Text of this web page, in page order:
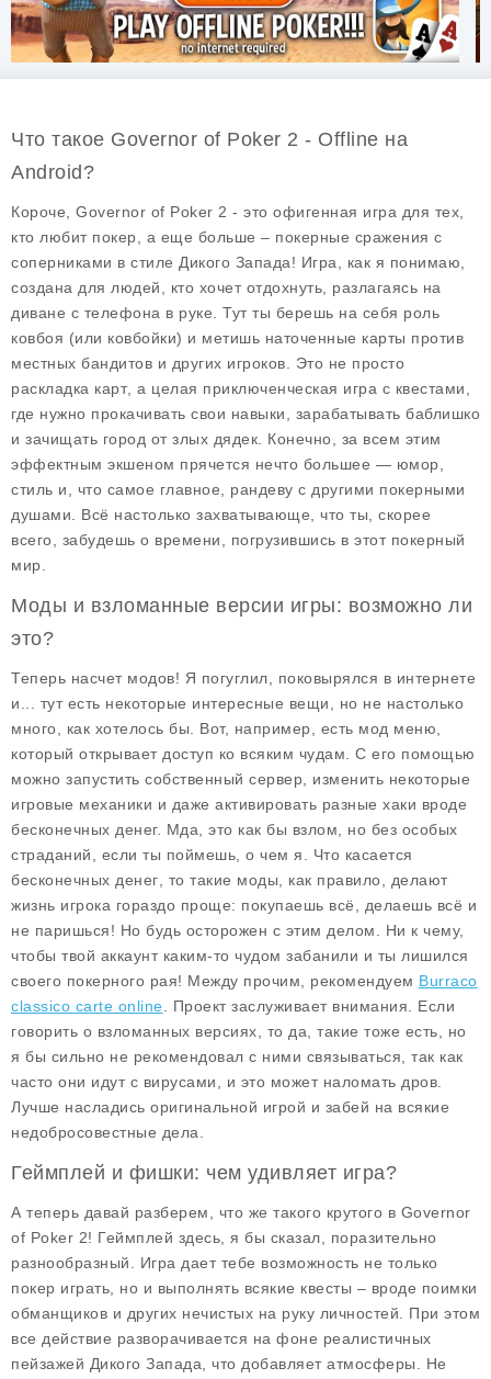
Что такое Governor of Poker 2 - Offline на
Android?
Короче, Governor of Poker 2 - это офигенная игра для тех,
кто любит покер, а еще больше – покерные сражения с
соперниками в стиле Дикого Запада! Игра, как я понимаю,
создана для людей, кто хочет отдохнуть, разлагаясь на
диване с телефона в руке. Тут ты берешь на себя роль
ковбоя (или ковбойки) и метишь наточенные карты против
местных бандитов и других игроков. Это не просто
раскладка карт, а целая приключенческая игра с квестами,
где нужно прокачивать свои навыки, зарабатывать баблишко
и зачищать город от злых дядек. Конечно, за всем этим
эффектным экшеном прячется нечто большее — юмор,
стиль и, что самое главное, рандеву с другими покерными
душами. Всё настолько захватывающе, что ты, скорее
всего, забудешь о времени, погрузившись в этот покерный
мир.
Моды и взломанные версии игры: возможно ли
это?
Теперь насчет модов! Я погуглил, поковырялся в интернете
и... тут есть некоторые интересные вещи, но не настолько
много, как хотелось бы. Вот, например, есть мод меню
который открывает доступ ко всяким чудам. С его помощью
можно запустить собственный сервер, изменить некоторые
игровые механики и даже активировать разные хаки вроде
бесконечных денег. Мда, это как бы взлом, но без особых
страданий, если ты поймешь, о чем я. Что касается
бесконечных денег , то такие моды, как правило, делают
жизнь игрока гораздо проще: покупаешь всё, делаешь всё и
не паришься! Но будь осторожен с этим делом. Ни к чему,
чтобы твой аккаунт каким-то чудом забанили и ты лишился
своего покерного рая! Между прочим, рекомендуем Burraco
classico carte online . Проект заслуживает внимания. Если
говорить о взломанных версиях, то да, такие тоже есть, но
я бы сильно не рекомендовал с ними связываться, так как
часто они идут с вирусами, и это может наломать дров.
Лучше насладись оригинальной игрой и забей на всякие
недобросовестные дела.
Геймплей и фишки: чем удивляет игра?
А теперь давай разберем, что же такого крутого в Governor
of Poker 2! Геймплей здесь, я бы сказал, поразительно
разнообразный. Игра дает тебе возможность не только
покер играть, но и выполнять всякие квесты – вроде поимки
обманщиков и других нечистых на руку личностей. При этом
все действие разворачивается на фоне реалистичных
пейзажей Дикого Запада,
что добавляет атмосферы. Не